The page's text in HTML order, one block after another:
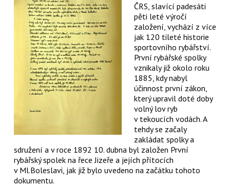
ČRS, slavící padesáti
pěti leté výročí
založení, vychází z více
jak 120 tileté historie
sportovního rybářství.
První rybářské spolky
vznikaly již okolo roku
1885, kdy nabyl
účinnost první zákon,
který upravil doté doby
volný lov ryb
v tekoucích vodách. A
tehdy se začaly
zakládat spolky a
sdružení a v roce 1892 10. dubna byl založen První
rybářský spolek na řece Jizeře a jejích přítocích
v Ml.Boleslavi, jak již bylo uvedeno na začátku tohoto
dokumentu.